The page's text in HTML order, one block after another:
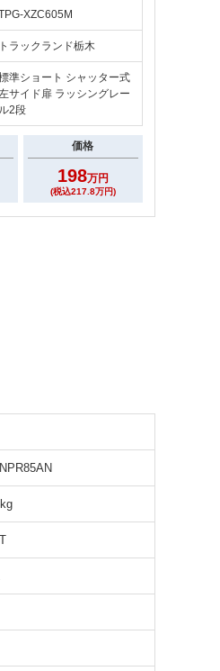
XZC605M
トラックランド栃木
準ショート シャッター式
サイド扉 ラッシングレー
ル2段
価格
198万円
(税込217.8万円)